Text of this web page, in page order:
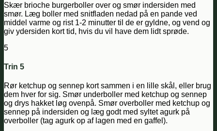
Skær brioche burgerboller over og smør indersiden med
smør. Læg boller med snitfladen nedad på en pande ved
middel varme og rist 1-2 minutter til de er gyldne, og vend og
giv ydersiden kort tid, hvis du vil have dem lidt sprøde.
5
Trin 5
Rør ketchup og sennep kort sammen i en lille skål, eller brug
dem hver for sig. Smør underboller med ketchup og sennep
og drys hakket løg ovenpå. Smør overboller med ketchup og
sennep på indersiden og læg godt med syltet agurk på
overboller (tag agurk op af lagen med en gaffel).